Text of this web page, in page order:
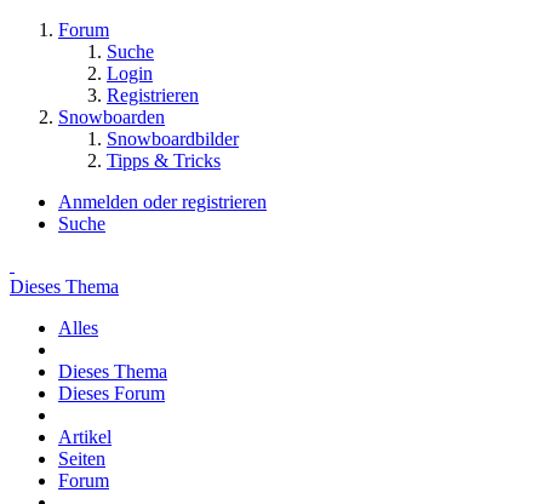
Forum
Suche
Login
Registrieren
Snowboarden
Snowboardbilder
Tipps & Tricks
Anmelden oder registrieren
Suche
Dieses Thema
Alles
Dieses Thema
Dieses Forum
Artikel
Seiten
Forum